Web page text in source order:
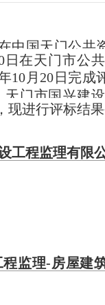
中国天门公共
日在天门市公
10月20日完成
天门市国兴建
现进行评标结
工程监理有限
程监理-房屋建